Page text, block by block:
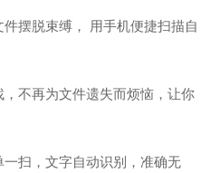
摆脱束缚， 用手机便捷扫描自
不再为文件遗失而烦恼，让你
扫，文字自动识别，准确无